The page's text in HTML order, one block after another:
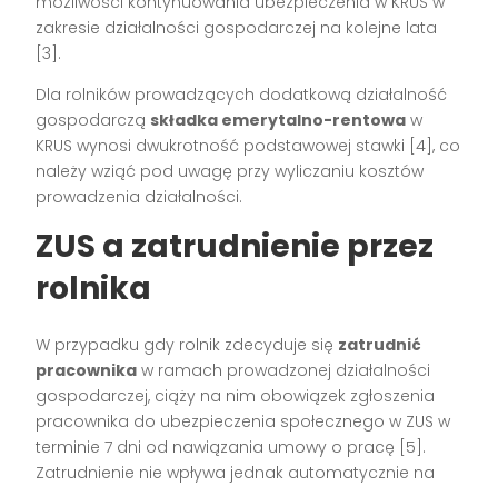
zakresie działalności gospodarczej na kolejne lata
[3].
Dla rolników prowadzących dodatkową działalność
gospodarczą składka emerytalno-rentowa w
KRUS wynosi dwukrotność podstawowej stawki [4], co
należy wziąć pod uwagę przy wyliczaniu kosztów
prowadzenia działalności.
ZUS a zatrudnienie przez
rolnika
W przypadku gdy rolnik zdecyduje się zatrudnić
pracownika w ramach prowadzonej działalności
gospodarczej, ciąży na nim obowiązek zgłoszenia
pracownika do ubezpieczenia społecznego w ZUS w
terminie 7 dni od nawiązania umowy o pracę [5].
Zatrudnienie nie wpływa jednak automatycznie na